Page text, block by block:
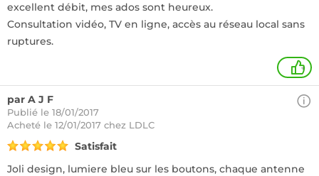
excellent débit, mes ados sont heureux.
Consultation vidéo, TV en ligne, accès au réseau local sans
ruptures.
+
par A J F
Publié le 18/01/2017
Acheté le 12/01/2017 chez LDLC
Satisfait
Joli design, lumiere bleu sur les boutons, chaque antenne